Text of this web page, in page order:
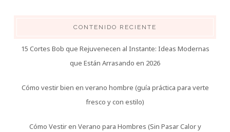
CONTENIDO RECIENTE
15 Cortes Bob que Rejuvenecen al Instante: Ideas Modernas
que Están Arrasando en 2026
Cómo vestir bien en verano hombre (guía práctica para verte
fresco y con estilo)
Cómo Vestir en Verano para Hombres (Sin Pasar Calor y